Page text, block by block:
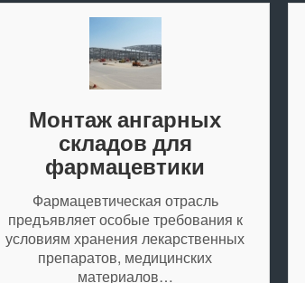
Монтаж ангарных
складов для
фармацевтики
Фармацевтическая отрасль
предъявляет особые требования к
условиям хранения лекарственных
препаратов, медицинских
материалов…